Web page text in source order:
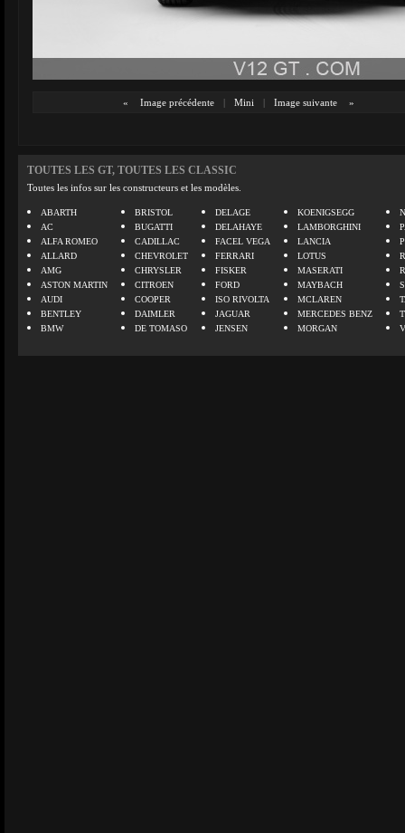
« Image précédente | Mini | Image suivante »
TOUTES LES GT, TOUTES LES CLASSIC
Toutes les infos sur les constructeurs et les modèles.
ABARTH
AC
ALFA ROMEO
ALLARD
AMG
ASTON MARTIN
AUDI
BENTLEY
BMW
BRISTOL
BUGATTI
CADILLAC
CHEVROLET
CHRYSLER
CITROEN
COOPER
DAIMLER
DE TOMASO
DELAGE
DELAHAYE
FACEL VEGA
FERRARI
FISKER
FORD
ISO RIVOLTA
JAGUAR
JENSEN
KOENIGSEGG
LAMBORGHINI
LANCIA
LOTUS
MASERATI
MAYBACH
MCLAREN
MERCEDES BENZ
MORGAN